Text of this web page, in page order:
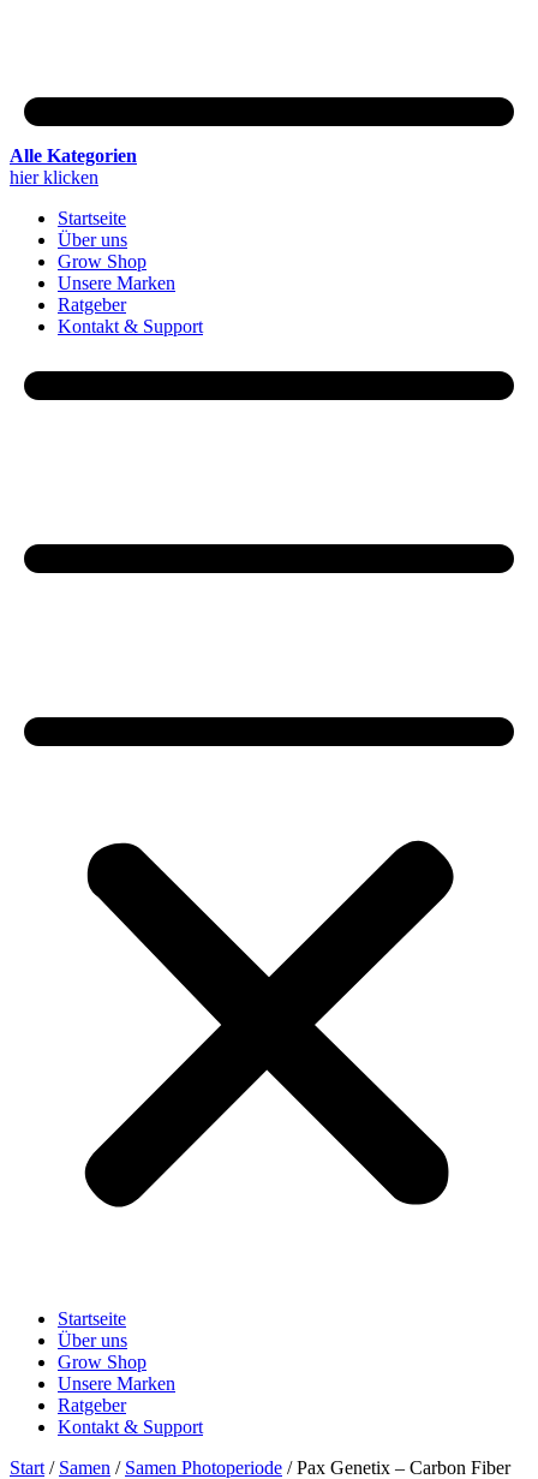
Alle Kategorien
hier klicken
Startseite
Über uns
Grow Shop
Unsere Marken
Ratgeber
Kontakt & Support
Startseite
Über uns
Grow Shop
Unsere Marken
Ratgeber
Kontakt & Support
Start / Samen / Samen Photoperiode / Pax Genetix – Carbon Fiber